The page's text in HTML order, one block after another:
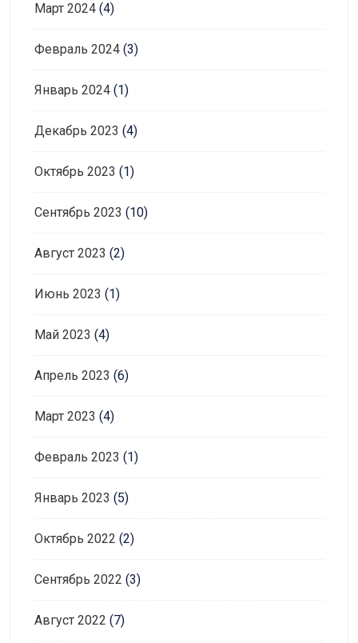
Март 2024 (4)
Февраль 2024 (3)
Январь 2024 (1)
Декабрь 2023 (4)
Октябрь 2023 (1)
Сентябрь 2023 (10)
Август 2023 (2)
Июнь 2023 (1)
Май 2023 (4)
Апрель 2023 (6)
Март 2023 (4)
Февраль 2023 (1)
Январь 2023 (5)
Октябрь 2022 (2)
Сентябрь 2022 (3)
Август 2022 (7)